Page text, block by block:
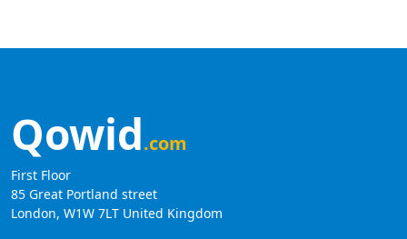
Qowid.com
First Floor
85 Great Portland street
London, W1W 7LT United Kingdom